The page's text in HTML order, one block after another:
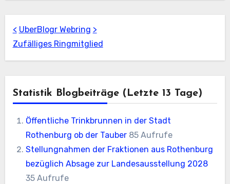
< UberBlogr Webring >
Zufälliges Ringmitglied
Statistik Blogbeiträge (letzte 13 Tage)
Öffentliche Trinkbrunnen in der Stadt
Rothenburg ob der Tauber 85 Aufrufe
Stellungnahmen der Fraktionen aus Rothenburg
bezüglich Absage zur Landesausstellung 2028
35 Aufrufe